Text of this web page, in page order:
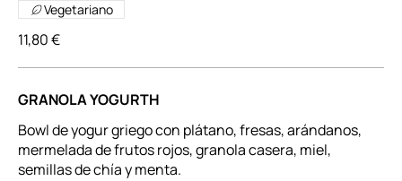
11,80 €
Vegetariano
GRANOLA YOGURTH
Bowl de yogur griego con plátano, fresas, arándanos,
mermelada de frutos rojos, granola casera, miel,
semillas de chía y menta.